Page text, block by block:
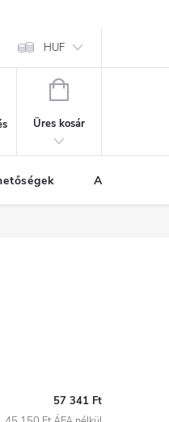
HUF
KOSÁR
Üres kosár
A vásárlás
57 341 Ft